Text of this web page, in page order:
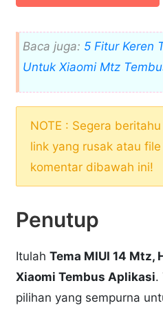
Baca juga: 5 Fitur Keren
Untuk Xiaomi Mtz
NOTE : Segera
link yang rusak atau
komentar dibawah ini!
Penutup
ItulahTema MIUI 14 Mtz,
Xiaomi Tembus Aplikasi.
pilihan yang sempurna